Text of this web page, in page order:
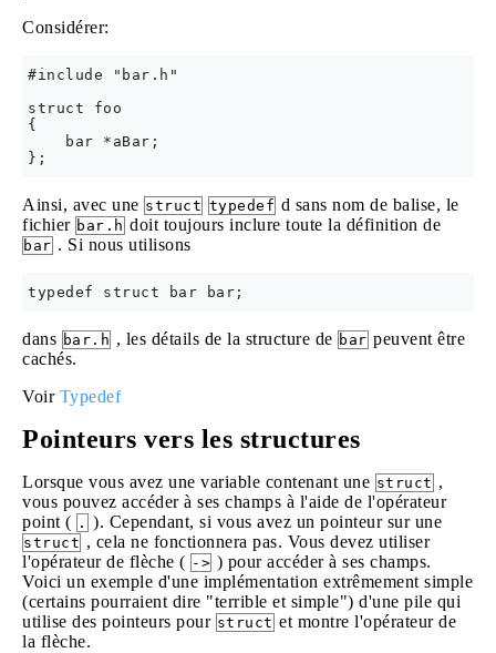
Considérer:
#include "bar.h"
struct foo
{
    bar *aBar;
Ainsi, avec une struct typedef d sans nom de balise, le
fichier bar.h doit toujours inclure toute la définition de
bar . Si nous utilisons
dans bar.h , les détails de la structure de bar peuvent être
cachés.
Voir Typedef
Pointeurs vers les structures
Lorsque vous avez une variable contenant une struct ,
vous pouvez accéder à ses champs à l'aide de l'opérateur
point ( . ). Cependant, si vous avez un pointeur sur une
struct , cela ne fonctionnera pas. Vous devez utiliser
l'opérateur de flèche ( -> ) pour accéder à ses champs.
Voici un exemple d'une implémentation extrêmement simple
(certains pourraient dire "terrible et simple") d'une pile qui
utilise des pointeurs pour struct et montre l'opérateur de
la flèche.